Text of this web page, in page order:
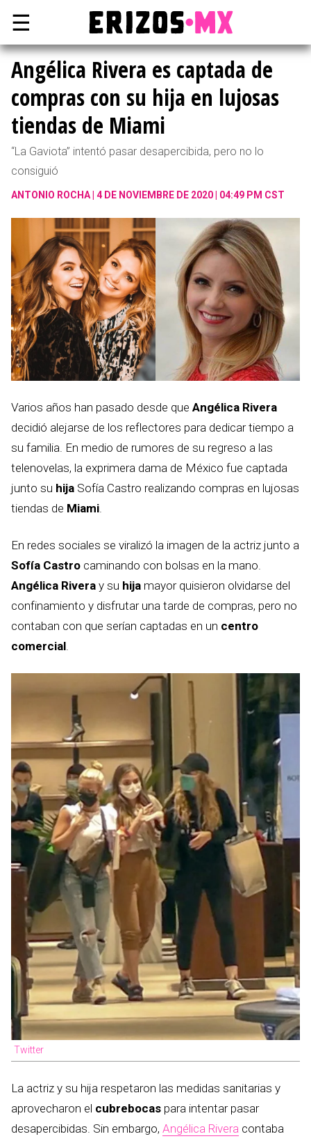
☰
Angélica Rivera es captada de
compras con su hija en lujosas
tiendas de Miami
“La Gaviota” intentó pasar desapercibida, pero no lo
consiguió
ANTONIO ROCHA 4 DE NOVIEMBRE DE 2020 | 04:49 PM CST
Varios años han pasado desde que Angélica Rivera
decidió alejarse de los reflectores para dedicar tiempo a
su familia. En medio de rumores de su regreso a las
telenovelas, la exprimera dama de México fue captada
junto su hija Sofía Castro realizando compras en lujosas
tiendas de Miami.
En redes sociales se viralizó la imagen de la actriz junto a
Sofía Castro caminando con bolsas en la mano.
Angélica Rivera y su hija mayor quisieron olvidarse del
confinamiento y disfrutar una tarde de compras, pero no
contaban con que serían captadas en un centro
comercial.
Twitter
La actriz y su hija respetaron las medidas sanitarias y
aprovecharon el cubrebocas para intentar pasar
desapercibidas. Sin embargo, Angélica Rivera contaba